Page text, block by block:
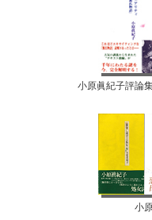
小原眞紀子評論
小